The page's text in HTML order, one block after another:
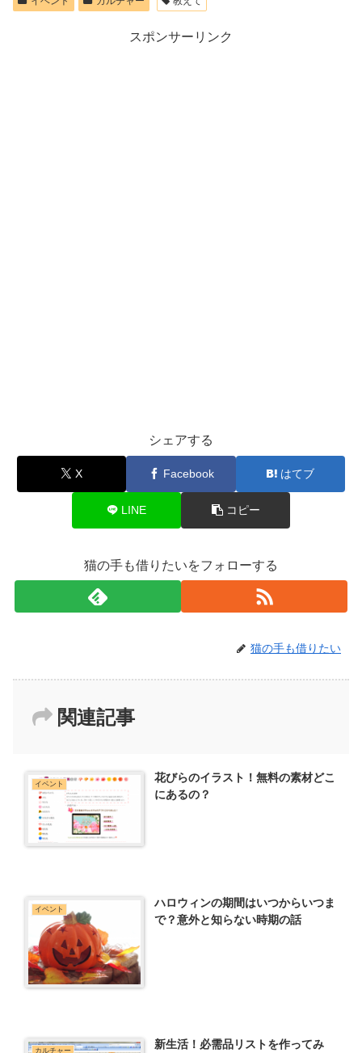
スポンサーリンク
シェアする
X Facebook はてブ
LINE コピー
猫の手も借りたいをフォローする
猫の手も借りたい
関連記事
イベント
花びらのイラスト！無料の素材どこ
にあるの？
イベント
ハロウィンの期間はいつからいつま
で？意外と知らない時期の話
カルチャー
新生活！必需品リストを作ってみ